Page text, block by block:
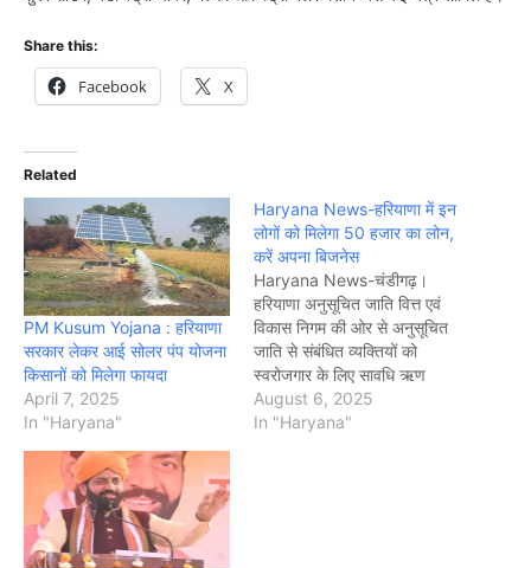
Share this:
Facebook X
Related
PM Kusum Yojana : हरियाणा
सरकार लेकर आई सोलर पंप योजना
किसानों को मिलेगा फायदा
April 7, 2025
In "Haryana"
Haryana News-हरियाणा में इन
लोगों को मिलेगा 50 हजार का लोन,
करें अपना बिजनेस
Haryana News-चंडीगढ़।
हरियाणा अनुसूचित जाति वित्त एवं
विकास निगम की ओर से अनुसूचित
जाति से संबंधित व्यक्तियों को
स्वरोजगार के लिए सावधि ऋण
योजना एवं सूक्ष्म वित्त योजना शुरू की
गई है। योजना का लाभ उठाने के
August 6, 2025
In "Haryana"